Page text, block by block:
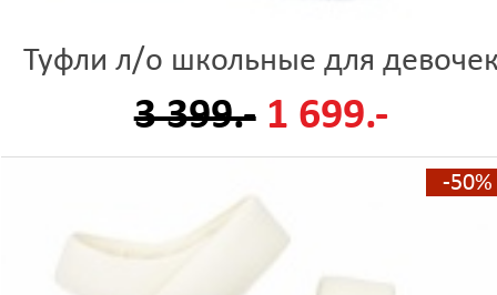
Туфли л/о школьные для
3 399.- 1 699.-
-50%